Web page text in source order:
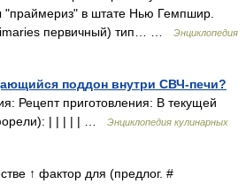
"праймериз" в штате Нью Гемпшир.
первичный) тип… …
Энциклопедия
поддон внутри СВЧ-печи?
Рецепт приготовления: В текущей
| | | | | …
Энциклопедия кулинарных
↑ фактор для (предлог. #